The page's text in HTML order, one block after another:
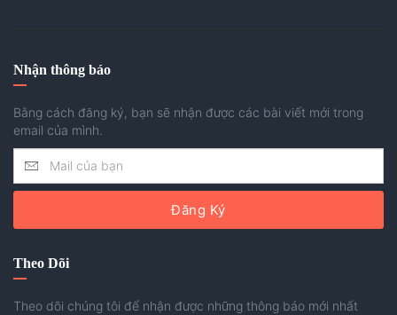
Nhận thông báo
Bằng cách đăng ký, bạn sẽ nhận được các bài viết mới trong
email của mình.
Đăng Ký
Theo Dõi
Theo dõi chúng tôi để nhận được những thông báo mới nhất